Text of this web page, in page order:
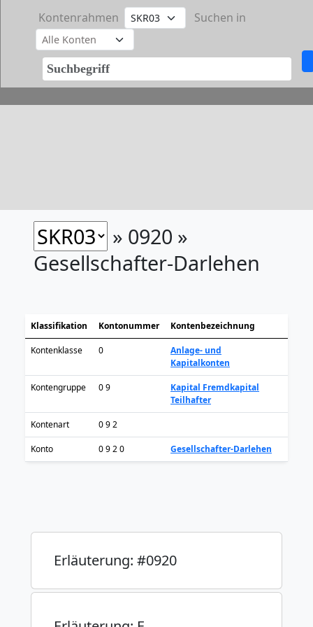
Kontenrahmen Suchen in
» 0920 »
Gesellschafter-Darlehen
Klassifikation Kontonummer Kontenbezeichnung
Kontenklasse 0
Anlage- und
Kapitalkonten
Kontengruppe 0 9
Kapital Fremdkapital
Teilhafter
Kontenart 0 9 2
Konto 0 9 2 0 Gesellschafter-Darlehen
Erläuterung: #0920